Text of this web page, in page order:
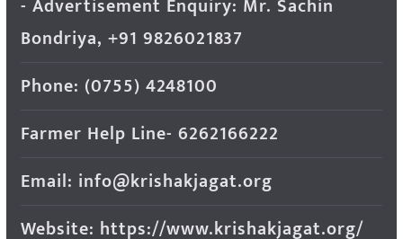
- Advertisement Enquiry: Mr. Sachin
Bondriya, +91 9826021837
Phone: (0755) 4248100
Farmer Help Line- 6262166222
Email: info@krishakjagat.org
Website: https://www.krishakjagat.org/